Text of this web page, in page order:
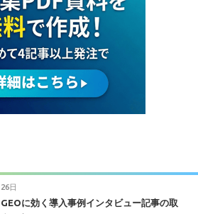
日
に効く導入事例インタビュー記事の取